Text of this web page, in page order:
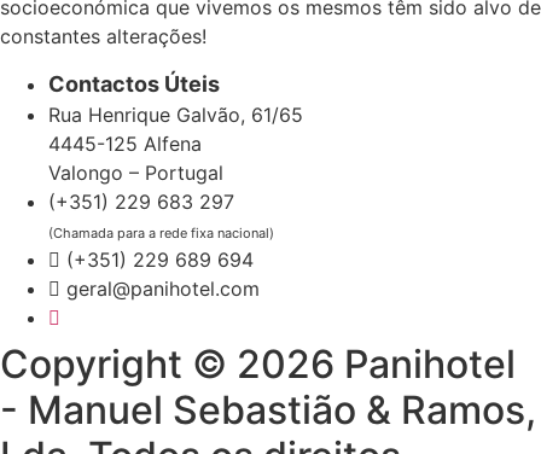
socioeconómica que vivemos os mesmos têm sido alvo de
constantes alterações!
Contactos Úteis
Rua Henrique Galvão, 61/65
4445-125 Alfena
Valongo – Portugal
(+351) 229 683 297
(Chamada para a rede fixa nacional)
(+351) 229 689 694
geral@panihotel.com
Copyright © 2026 Panihotel
- Manuel Sebastião & Ramos,